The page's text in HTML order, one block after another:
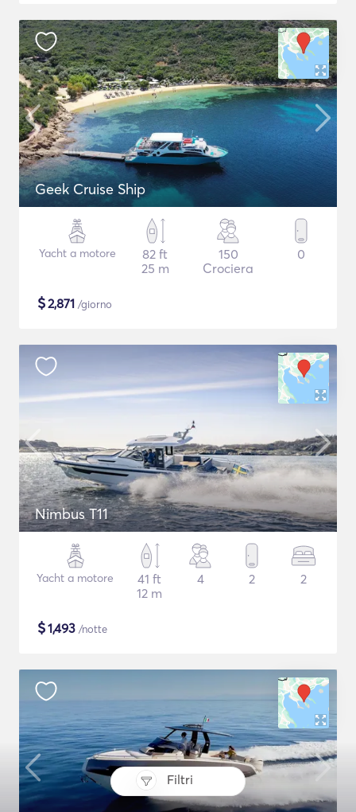
Filtri
Geek Cruise Ship
Yacht a motore
82 ft
25 m
150
Crociera
0
$2,871 /giorno
Nimbus T11
Yacht a motore
41 ft
12 m
4 2 2
$1,493 /notte